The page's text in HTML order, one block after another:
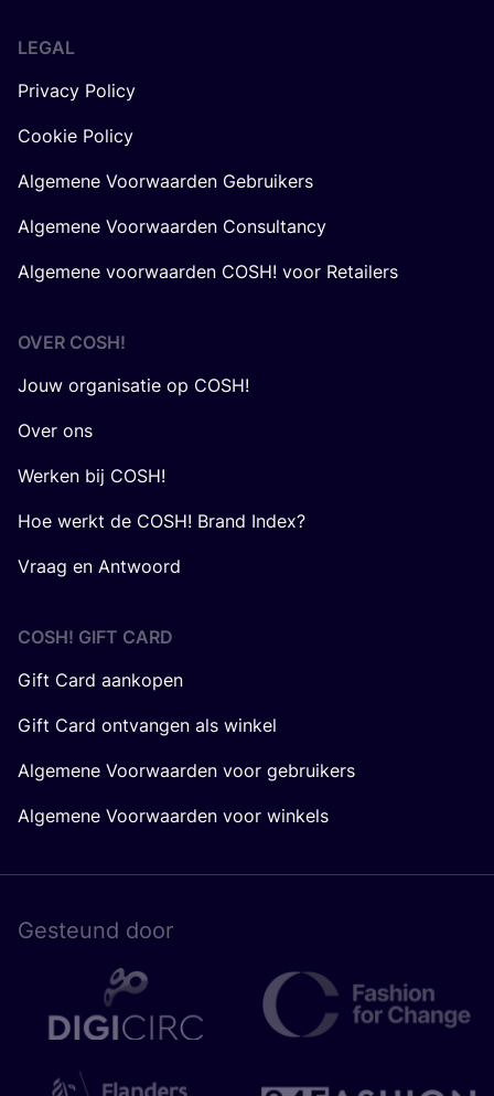
LEGAL
Privacy Policy
Cookie Policy
Algemene Voorwaarden Gebruikers
Algemene Voorwaarden Consultancy
Algemene voorwaarden COSH! voor Retailers
OVER COSH!
Jouw organisatie op COSH!
Over ons
Werken bij COSH!
Hoe werkt de COSH! Brand Index?
Vraag en Antwoord
COSH! GIFT CARD
Gift Card aankopen
Gift Card ontvangen als winkel
Algemene Voorwaarden voor gebruikers
Algemene Voorwaarden voor winkels
Gesteund door